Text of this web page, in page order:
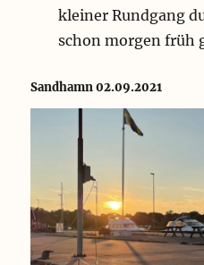
kleiner Rundgang
schon morgen früh
Sandhamn 02.09.2021